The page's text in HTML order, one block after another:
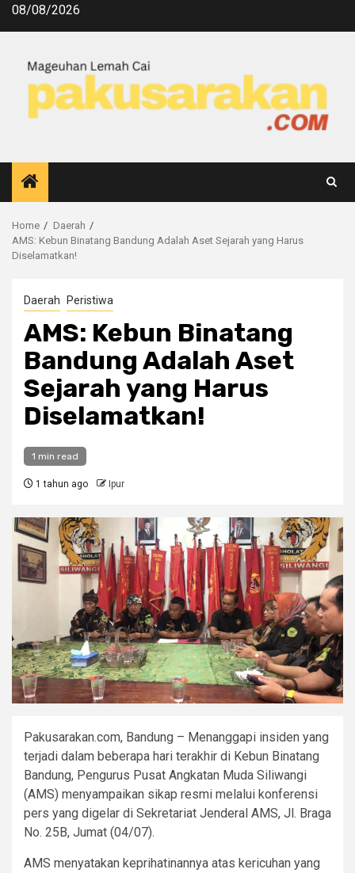
08/08/2026
Home
Daerah
AMS: Kebun Binatang Bandung Adalah Aset Sejarah yang Harus
Diselamatkan!
Daerah Peristiwa
AMS: Kebun Binatang
Bandung Adalah Aset
Sejarah yang Harus
Diselamatkan!
1 min read
1 tahun ago Ipur
Pakusarakan.com, Bandung – Menanggapi insiden yang
terjadi dalam beberapa hari terakhir di Kebun Binatang
Bandung, Pengurus Pusat Angkatan Muda Siliwangi
(AMS) menyampaikan sikap resmi melalui konferensi
pers yang digelar di Sekretariat Jenderal AMS, Jl. Braga
No. 25B, Jumat (04/07).
AMS menyatakan keprihatinannya atas kericuhan yang